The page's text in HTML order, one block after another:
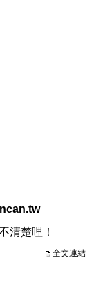
清楚哩！
全文連結